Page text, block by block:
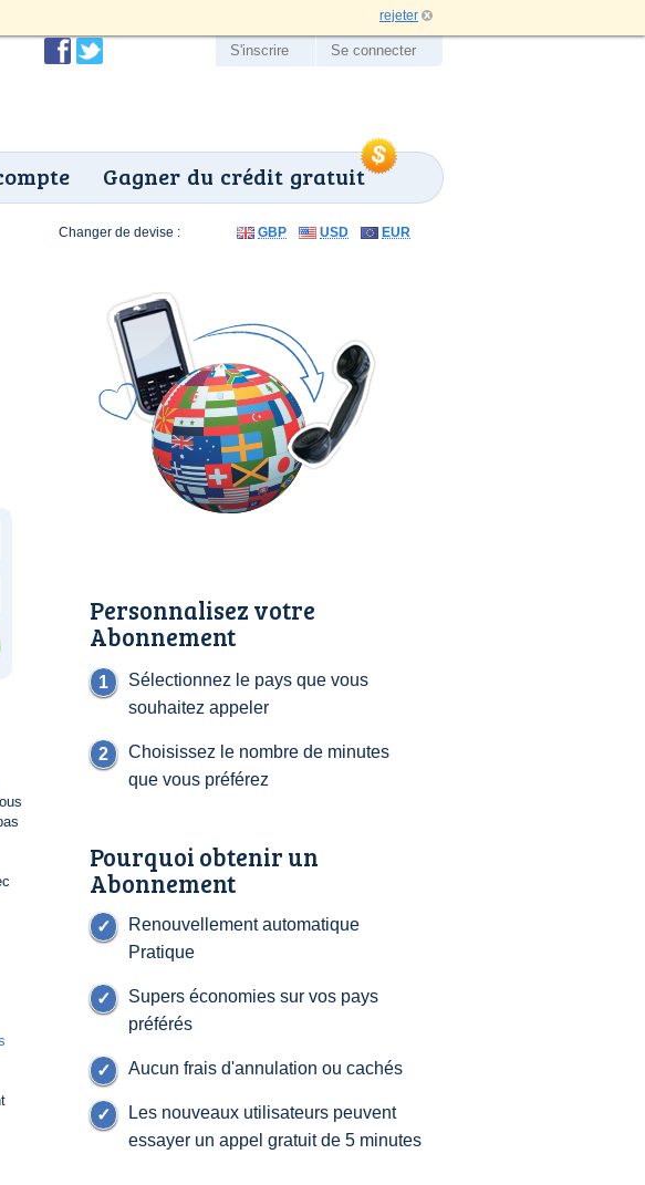
rejeter
Gagner du crédit gratuit
S'inscrire Se connecter
Changer de devise : GBP USD EUR
Personnalisez votre
Abonnement
Sélectionnez le pays que vous
souhaitez appeler
Choisissez le nombre de minutes
que vous préférez
Pourquoi obtenir un
Abonnement
Renouvellement automatique
Pratique
Supers économies sur vos pays
préférés
Aucun frais d'annulation ou cachés
Les nouveaux utilisateurs peuvent
essayer un appel gratuit de 5 minutes